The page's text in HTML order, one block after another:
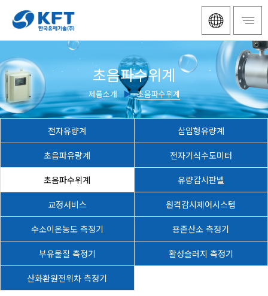
초음파수위계
제품소개 ▶ 초음파수위계
전자유량계 삽입형유량계
초음파유량계 전자기식수도미터
초음파수위계 유량감시판넬
교정서비스 원격감시제어시스템
수소이온농도 측정기 용존산소 측정기
부유물질 측정기 활성슬러지 측정기
산화환원전위차 측정기